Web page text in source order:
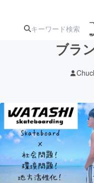
アート・写真
テクノロジー
ブラ